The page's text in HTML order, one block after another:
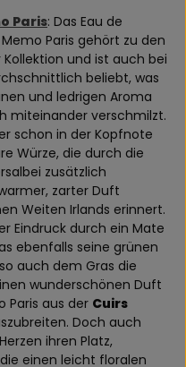
Paris: Das Eau de
Paris gehört zu den
und ist auch bei
beliebt, was
und ledrigen Aroma
miteinander verschmilzt.
schon in der Kopfnote
Würze, die durch die
zusätzlich
zarter Duft
Weiten Irlands erinnert.
Eindruck durch ein Mate
ebenfalls seine grünen
auch dem Gras die
wunderschönen Duft
Paris aus der Cuirs
Doch auch
ihren Platz,
einen leicht floralen